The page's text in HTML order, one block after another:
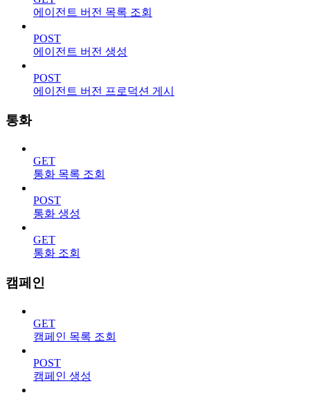
에이전트 버전 목록 조회
POST
에이전트 버전 생성
POST
에이전트 버전 프로덕션 게시
통화
GET
통화 목록 조회
POST
통화 생성
GET
통화 조회
캠페인
GET
캠페인 목록 조회
POST
캠페인 생성